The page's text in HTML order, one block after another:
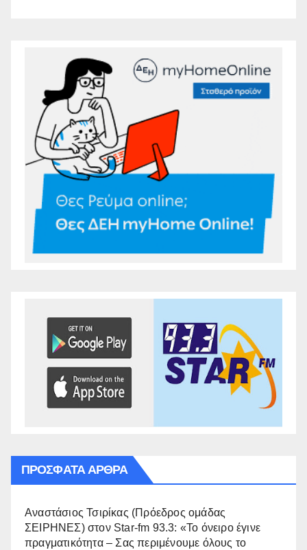
ΠΡΌΣΦΑΤΑ ΆΡΘΡΑ
Αναστάσιος Τσιρίκας (Πρόεδρος ομάδας
ΣΕΙΡΗΝΕΣ) στον Star-fm 93.3: «Το όνειρο έγινε
πραγματικότητα – Σας περιμένουμε όλους το